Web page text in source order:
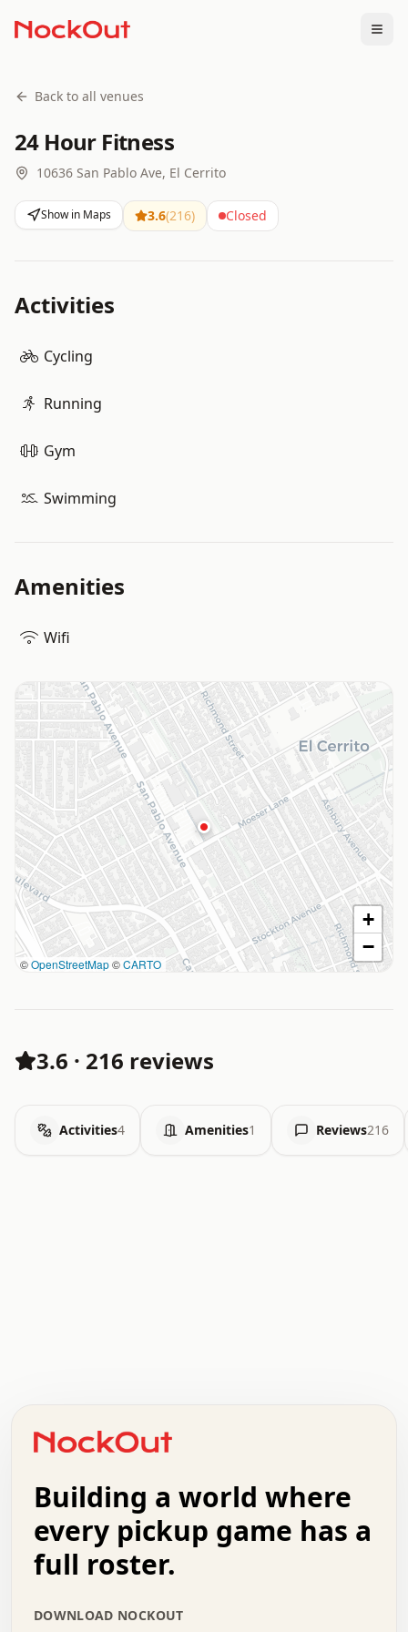
Back to all venues
24 Hour Fitness
10636 San Pablo Ave, El Cerrito
Show in Maps 3.6(216) Closed
Activities
Cycling
Running
Gym
Swimming
Amenities
Wifi
©OpenStreetMap©CARTO
+
−
3.6 · 216 reviews
Activities4 Amenities1 Reviews216
+   .   .   .   .   .   .   .   .   .   +   .   .
.   .   .   .   .   .   .   .   .   .   .   :   .
.   .   .   .   +   .   .   .   .   .   .   .   +
.   :   .   .   .   .   .   .   .   .   o   .   .
.   .   x   .   .   .   .   .   .   :   .   .   o
.   .   .   .   :   .   .   .   .   o   .   .   .
.   .   .   .   .   .   .   :   .   .   .   .   .
Building a world where
every pickup game has a
full roster.
DOWNLOAD NOCKOUT